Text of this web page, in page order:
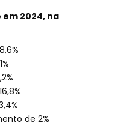
2024, na
de 2%